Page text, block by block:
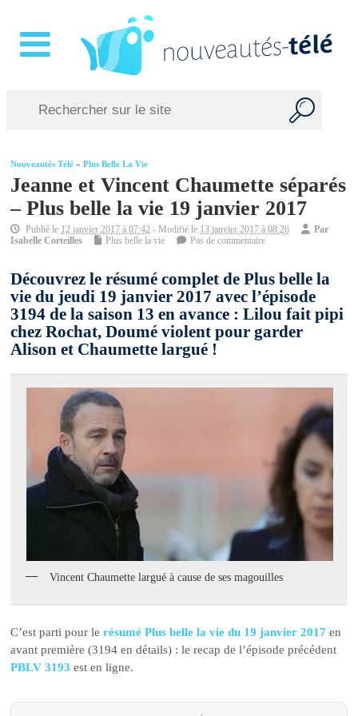
Nouveautés Télé »Plus Belle La Vie
Jeanne et Vincent Chaumette séparés
– Plus belle la vie 19 janvier 2017
Publié le 12 janvier 2017 à 07:42 - Modifié le 13 janvier 2017 à 08:26
Par
Isabelle Corteilles
Plus belle la vie Pas de commentaire
Découvrez le résumé complet de Plus belle la
vie du jeudi 19 janvier 2017 avec l’épisode
3194 de la saison 13 en avance : Lilou fait pipi
chez Rochat, Doumé violent pour garder
Alison et Chaumette largué !
Vincent Chaumette largué à cause de ses magouilles
C’est parti pour le résumé Plus belle la vie du 19 janvier 2017 en
avant première (3194 en détails) : le recap de l’épisode précédent
PBLV 3193 est en ligne.